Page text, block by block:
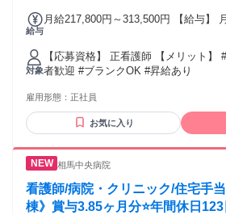
給与
月給217,800円～313,500円 【給与】
対象
【応募資格】 正看護師 【メリット】 #長期 #学歴不問 #経験
者歓迎 #ブランクOK #昇給あり
雇用形態： 正社員
お気に入り
相馬中央病院
看護師/病院・クリニック/住宅手
棟》賞与3.85ヶ月分⭐年間休日123